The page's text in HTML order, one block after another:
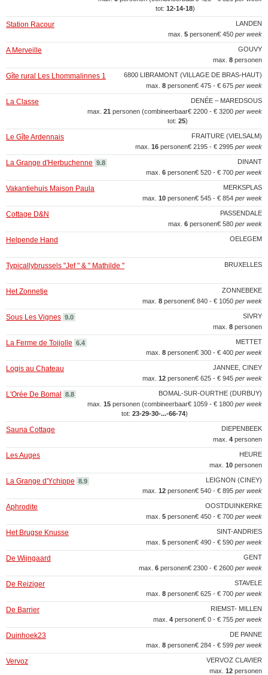
tot: 12‑14‑18)
LANDEN
Station Racour
€ 450 per week
max. 5 personen
GOUVY
A Merveille
max. 8 personen
6800 LIBRAMONT (VILLAGE DE BRAS-HAUT)
Gîte rural Les Lhommalinnes 1
€ 475 - € 675 per week
max. 8 personen
DENÉE – MAREDSOUS
La Classe
€ 2200 - € 3200 per week
max. 21 personen (combineerbaar
tot: 25)
FRAITURE (VIELSALM)
Le Gîte Ardennais
€ 2195 - € 2995 per week
max. 16 personen
DINANT
La Grange d'Herbuchenne 9.8
€ 520 - € 700 per week
max. 6 personen
MERKSPLAS
Vakantiehuis Maison Paula
€ 545 - € 854 per week
max. 10 personen
PASSENDALE
Cottage D&N
€ 580 per week
max. 6 personen
OELEGEM
Helpende Hand
BRUXELLES
Typicallybrussels "Jef " & " Mathilde "
ZONNEBEKE
Het Zonnetje
€ 840 - € 1050 per week
max. 8 personen
SIVRY
Sous Les Vignes 9.0
max. 8 personen
METTET
La Ferme de Toijolle 6.4
€ 300 - € 400 per week
max. 8 personen
JANNEE, CINEY
Logis au Chateau
€ 625 - € 945 per week
max. 12 personen
BOMAL-SUR-OURTHE (DURBUY)
L'Orée De Bomal
8.8
€ 1059 - € 1800 per week
max. 15 personen (combineerbaar
tot: 23‑29‑30‑...‑66‑74)
DIEPENBEEK
Sauna Cottage
max. 4 personen
HEURE
Les Auges
max. 10 personen
LEIGNON (CINEY)
La Grange d'Ychippe 8.9
€ 540 - € 895 per week
max. 12 personen
OOSTDUINKERKE
Aphrodite
€ 450 - € 700 per week
max. 5 personen
SINT-ANDRIES
Het Brugse Knusse
€ 490 - € 590 per week
max. 5 personen
GENT
De Wijngaard
€ 2300 - € 2600 per week
max. 6 personen
STAVELE
De Reiziger
€ 625 - € 700 per week
max. 8 personen
RIEMST- MILLEN
De Barrier
€ 0 - € 755 per week
max. 4 personen
DE PANNE
Duinhoek23
€ 284 - € 599 per week
max. 8 personen
VERVOZ CLAVIER
Vervoz
max. 12 personen